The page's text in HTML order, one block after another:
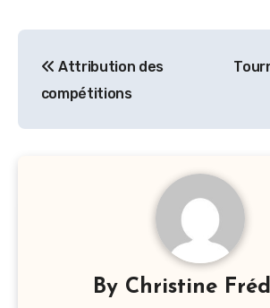
de
l’article
Attribution des
compétitions
By Christine